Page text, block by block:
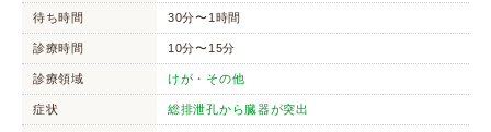
待ち時間 30分〜1時間
診療時間 10分〜15分
診療領域 けが・その他
症状 総排泄孔から臓器が突出